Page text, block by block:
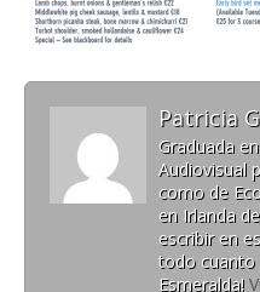
Patricia
Graduada
Audiovisual
como de
en Irlanda
escribir en
todo cuanto
Esmeralda!